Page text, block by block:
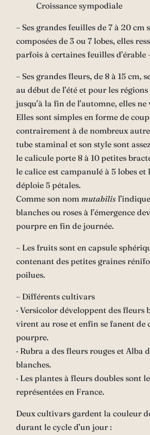
Croissance sympodiale
– Ses grandes feuilles de 7 à 20 cm
composées de 3 ou 7 lobes, elles
parfois à certaines feuilles d’érable
– Ses grandes fleurs, de 8 à 15 cm,
au début de l’été et pour les
jusqu’à la fin de l’automne, elles
Elles sont simples en forme de
contrairement à de nombreux
tube staminal et son style sont
le calicule porte 8 à 10 petites
le calice est campanulé à 5 lobes et
déploie 5 pétales.
Comme son nom mutabilis
blanches ou roses à l’émergence
pourpre en fin de journée.
– Les fruits sont en capsule
contenant des petites graines
poilues.
– Différents cultivars
∙ Versicolor développent des fleurs
virent au rose et enfin se fanent de
pourpre.
∙ Rubra a des fleurs rouges et Alba
blanches.
∙ Les plantes à fleurs doubles sont
représentées en France.
Deux cultivars gardent la couleur
durant le cycle d’un jour :